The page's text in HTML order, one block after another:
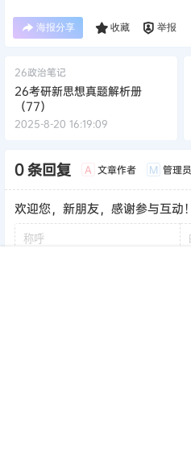
海报分享 收藏 举报
26政治笔记
26考研新思想真题解析册
（77）
2025-8-20 16:19:09
0 条回复 A 文章作者 M 管理员
欢迎您，新朋友，感谢参与互动！